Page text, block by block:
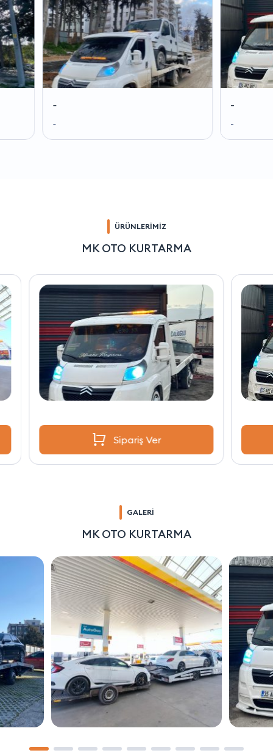
ÜRÜNLERİMİZ
MK OTO KURTARMA
Sipariş Ver
GALERİ
MK OTO KURTARMA